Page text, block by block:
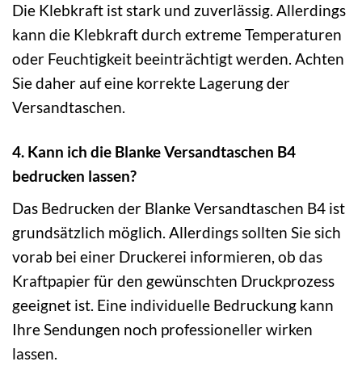
Die Klebkraft ist stark und zuverlässig. Allerdings
kann die Klebkraft durch extreme Temperaturen
oder Feuchtigkeit beeinträchtigt werden. Achten
Sie daher auf eine korrekte Lagerung der
Versandtaschen.
4. Kann ich die Blanke Versandtaschen B4
bedrucken lassen?
Das Bedrucken der Blanke Versandtaschen B4 ist
grundsätzlich möglich. Allerdings sollten Sie sich
vorab bei einer Druckerei informieren, ob das
Kraftpapier für den gewünschten Druckprozess
geeignet ist. Eine individuelle Bedruckung kann
Ihre Sendungen noch professioneller wirken
lassen.